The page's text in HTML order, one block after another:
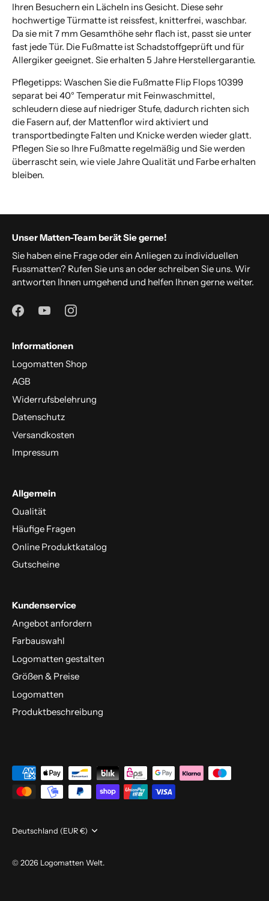
Ihren Besuchern ein Lächeln ins Gesicht. Diese sehr
hochwertige Türmatte ist reissfest, knitterfrei, waschbar.
Da sie mit 7 mm Gesamthöhe sehr flach ist, passt sie unter
fast jede Tür. Die Fußmatte ist Schadstoffgeprüft und für
Allergiker geeignet. Sie erhalten 5 Jahre Herstellergarantie.
Pflegetipps: Waschen Sie die Fußmatte Flip Flops 10399
separat bei 40° Temperatur mit Feinwaschmittel,
schleudern diese auf niedriger Stufe, dadurch richten sich
die Fasern auf, der Mattenflor wird aktiviert und
transportbedingte Falten und Knicke werden wieder glatt.
Pflegen Sie so Ihre Fußmatte regelmäßig und Sie werden
überrascht sein, wie viele Jahre Qualität und Farbe erhalten
bleiben.
Unser Matten-Team berät Sie gerne!
Sie haben eine Frage oder ein Anliegen zu individuellen
Fussmatten? Rufen Sie uns an oder schreiben Sie uns. Wir
antworten Ihnen umgehend und helfen Ihnen gerne weiter.
Informationen
Logomatten Shop
AGB
Widerrufsbelehrung
Datenschutz
Versandkosten
Impressum
Allgemein
Qualität
Häufige Fragen
Online Produktkatalog
Gutscheine
Kundenservice
Angebot anfordern
Farbauswahl
Logomatten gestalten
Größen & Preise
Logomatten
Produktbeschreibung
Währung
Deutschland (EUR €)
© 2026 Logomatten Welt.